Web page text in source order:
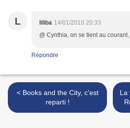
L liliba 14/01/2010 20:33
@ Cynthia, on se tient au
Répondre
< Books and the City, c'est
reparti !
La